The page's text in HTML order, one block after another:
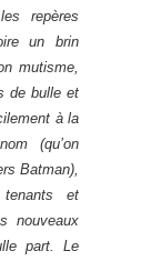
repères
un brin
mutisme,
de bulle et
à la
(qu’on
Batman),
et
nouveaux
part. Le